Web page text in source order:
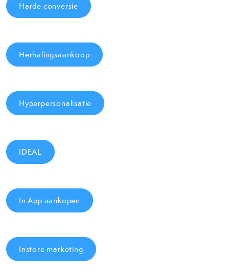
Harde conversie
Herhalingsaankoop
Hyperpersonalisatie
IDEAL
In App aankopen
Instore marketing